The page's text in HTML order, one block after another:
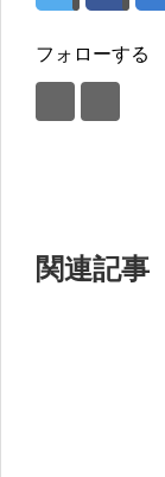
フォローする
関連記事